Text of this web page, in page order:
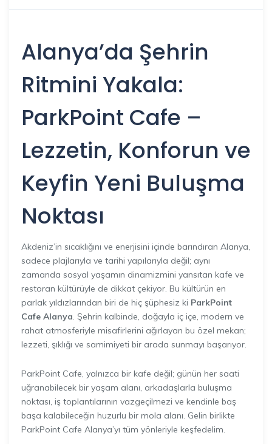
Alanya’da Şehrin
Ritmini Yakala:
ParkPoint Cafe –
Lezzetin, Konforun ve
Keyfin Yeni Buluşma
Noktası
Akdeniz’in sıcaklığını ve enerjisini içinde barındıran Alanya,
sadece plajlarıyla ve tarihi yapılarıyla değil; aynı
zamanda sosyal yaşamın dinamizmini yansıtan kafe ve
restoran kültürüyle de dikkat çekiyor. Bu kültürün en
parlak yıldızlarından biri de hiç şüphesiz ki ParkPoint
Cafe Alanya . Şehrin kalbinde, doğayla iç içe, modern ve
rahat atmosferiyle misafirlerini ağırlayan bu özel mekan;
lezzeti, şıklığı ve samimiyeti bir arada sunmayı başarıyor.
ParkPoint Cafe, yalnızca bir kafe değil; günün her saati
uğranabilecek bir yaşam alanı, arkadaşlarla buluşma
noktası, iş toplantılarının vazgeçilmezi ve kendinle baş
başa kalabileceğin huzurlu bir mola alanı. Gelin birlikte
ParkPoint Cafe Alanya’yı tüm yönleriyle keşfedelim.